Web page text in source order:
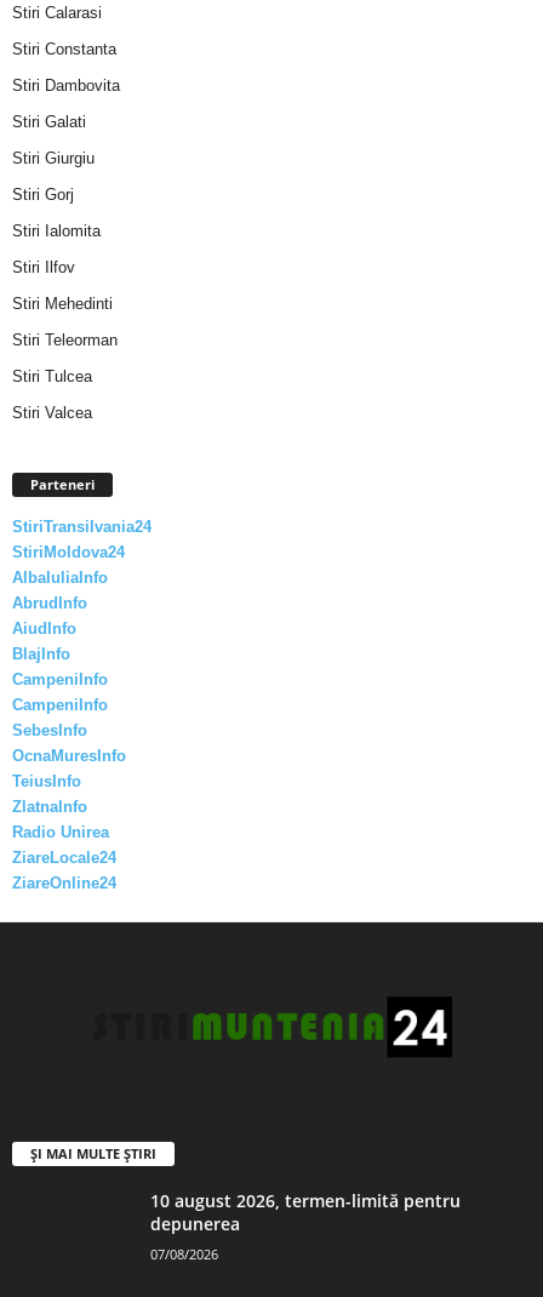
Stiri Calarasi
Stiri Constanta
Stiri Dambovita
Stiri Galati
Stiri Giurgiu
Stiri Gorj
Stiri Ialomita
Stiri Ilfov
Stiri Mehedinti
Stiri Teleorman
Stiri Tulcea
Stiri Valcea
Parteneri
StiriTransilvania24
StiriMoldova24
AlbaIuliaInfo
AbrudInfo
AiudInfo
BlajInfo
CampeniInfo
CampeniInfo
SebesInfo
OcnaMuresInfo
TeiusInfo
ZlatnaInfo
Radio Unirea
ZiareLocale24
ZiareOnline24
ȘI MAI MULTE ȘTIRI
10 august 2026, termen-limită pentru
depunerea
07/08/2026